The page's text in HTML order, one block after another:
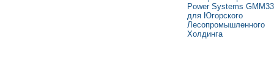
Power Systems GMM33
для Югорского
Лесопромышленного
Холдинга